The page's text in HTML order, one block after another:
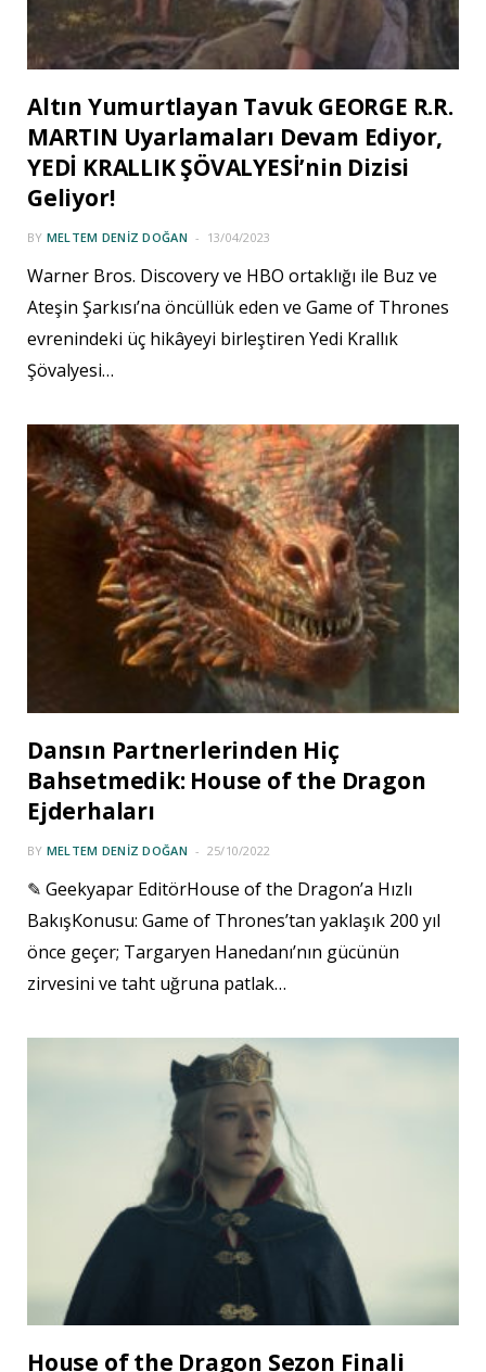
Altın Yumurtlayan Tavuk GEORGE R.R.
MARTIN Uyarlamaları Devam Ediyor,
YEDİ KRALLIK ŞÖVALYESİ’nin Dizisi
Geliyor!
BY MELTEM DENIZ DOĞAN 13/04/2023
Warner Bros. Discovery ve HBO ortaklığı ile Buz ve
Ateşin Şarkısı’na öncüllük eden ve Game of Thrones
evrenindeki üç hikâyeyi birleştiren Yedi Krallık
Şövalyesi…
Dansın Partnerlerinden Hiç
Bahsetmedik: House of the Dragon
Ejderhaları
BY MELTEM DENIZ DOĞAN 25/10/2022
✎ Geekyapar EditörHouse of the Dragon’a Hızlı
BakışKonusu: Game of Thrones’tan yaklaşık 200 yıl
önce geçer; Targaryen Hanedanı’nın gücünün
zirvesini ve taht uğruna patlak…
House of the Dragon Sezon Finali